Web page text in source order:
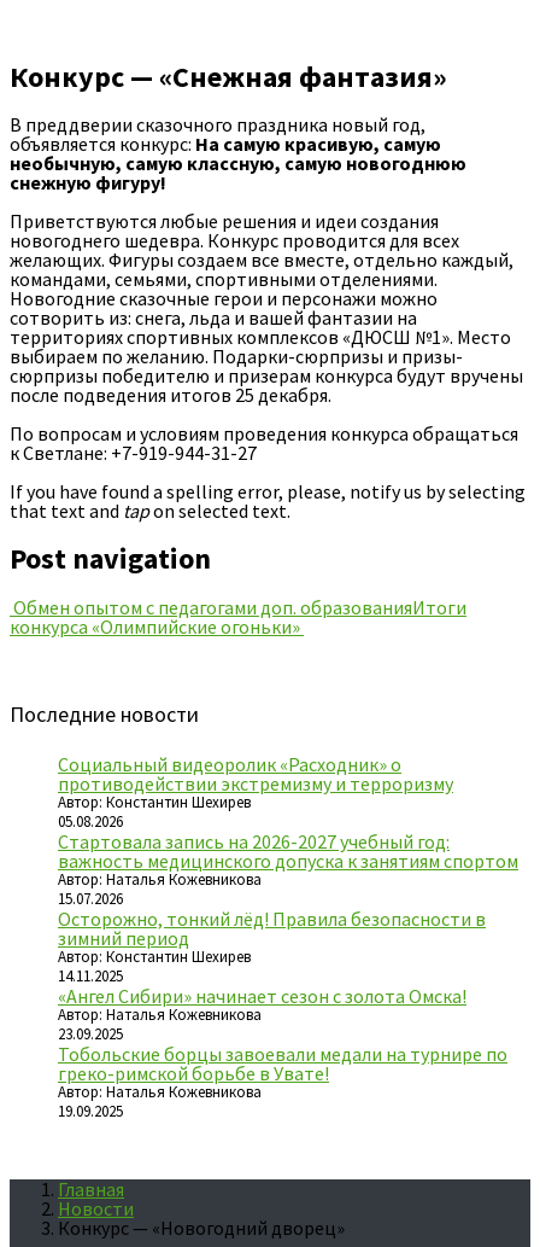
Конкурс — «Снежная фантазия»
В преддверии сказочного праздника новый год,
объявляется конкурс: На самую красивую, самую
необычную, самую классную, самую новогоднюю
снежную фигуру!
Приветствуются любые решения и идеи создания
новогоднего шедевра. Конкурс проводится для всех
желающих. Фигуры создаем все вместе, отдельно каждый,
командами, семьями, спортивными отделениями.
Новогодние сказочные герои и персонажи можно
сотворить из: снега, льда и вашей фантазии на
территориях спортивных комплексов «ДЮСШ №1». Место
выбираем по желанию. Подарки-сюрпризы и призы-
сюрпризы победителю и призерам конкурса будут вручены
после подведения итогов 25 декабря.
По вопросам и условиям проведения конкурса обращаться
к Светлане: +7-919-944-31-27
If you have found a spelling error, please, notify us by selecting
that text and tapon selected text.
Post navigation
Обмен опытом с педагогами доп. образованияИтоги
конкурса «Олимпийские огоньки»
Последние новости
Социальный видеоролик «Расходник» о
противодействии экстремизму и терроризму
Автор: Константин Шехирев
05.08.2026
Стартовала запись на 2026-2027 учебный год:
важность медицинского допуска к занятиям спортом
Автор: Наталья Кожевникова
15.07.2026
Осторожно, тонкий лёд! Правила безопасности в
зимний период
Автор: Константин Шехирев
14.11.2025
«Ангел Сибири» начинает сезон с золота Омска!
Автор: Наталья Кожевникова
23.09.2025
Тобольские борцы завоевали медали на турнире по
греко-римской борьбе в Увате!
Автор: Наталья Кожевникова
19.09.2025
Главная
Новости
Конкурс — «Новогодний дворец»